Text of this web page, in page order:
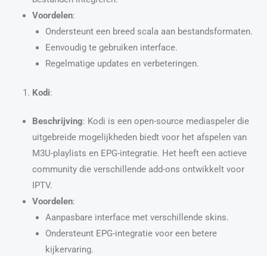
Voordelen:
Ondersteunt een breed scala aan bestandsformaten.
Eenvoudig te gebruiken interface.
Regelmatige updates en verbeteringen.
Kodi:
Beschrijving: Kodi is een open-source mediaspeler die
uitgebreide mogelijkheden biedt voor het afspelen van
M3U-playlists en EPG-integratie. Het heeft een actieve
community die verschillende add-ons ontwikkelt voor
IPTV.
Voordelen:
Aanpasbare interface met verschillende skins.
Ondersteunt EPG-integratie voor een betere
kijkervaring.